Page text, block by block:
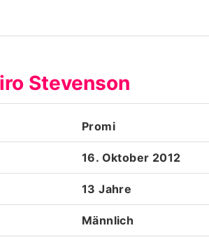
Nutzungsbedingungen
Stevenson
Promi
16. Oktober 2012
13 Jahre
Männlich